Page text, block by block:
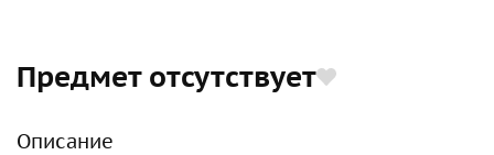
Предмет отсутствует
Описание